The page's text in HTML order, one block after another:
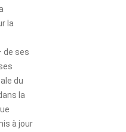
la
de ses
du
la
à jour